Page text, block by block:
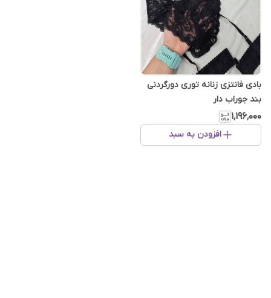
بادی فانتزی زنانه توری دورگردنی
بند جوراب دار
۱٬۱۹۶٬۰۰۰
افزودن به سبد